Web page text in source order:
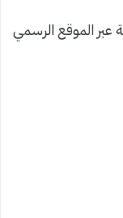
عبر الموقع الرسمي